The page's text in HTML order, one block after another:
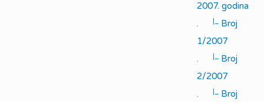
2007. godina
.
|_ Broj
1/2007
.
|_ Broj
2/2007
.
|_ Broj